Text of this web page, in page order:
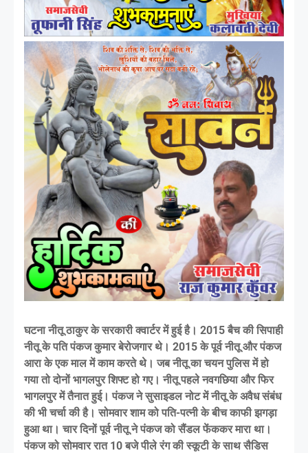
घटना नीतू ठाकुर के सरकारी क्वार्टर में हुई है। 2015 बैच की सिपाही
नीतू के पति पंकज कुमार बेरोजगार थे। 2015 के पूर्व नीतू और पंकज
आरा के एक माल में काम करते थे। जब नीतू का चयन पुलिस में हो
गया तो दोनों भागलपुर शिफ्ट हो गए। नीतू पहले नवगछिया और फिर
भागलपुर में तैनात हुई। पंकज ने सुसाइडल नोट में नीतू के अवैध संबंध
की भी चर्चा की है। सोमवार शाम को पति-पत्नी के बीच काफी झगड़ा
हुआ था। चार दिनों पूर्व नीतू ने पंकज को सैंडल फेंककर मारा था।
पंकज को सोमवार रात 10 बजे पीले रंग की स्कूटी के साथ सैडिस